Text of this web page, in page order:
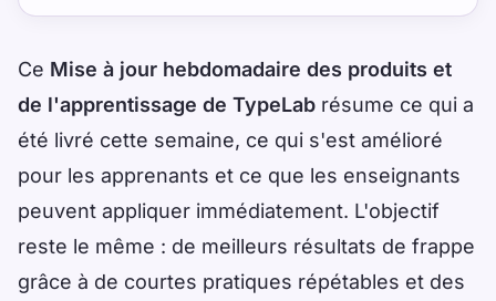
Ce Mise à jour hebdomadaire des produits et
de l'apprentissage de TypeLab résume ce qui a
été livré cette semaine, ce qui s'est amélioré
pour les apprenants et ce que les enseignants
peuvent appliquer immédiatement. L'objectif
reste le même : de meilleurs résultats de frappe
grâce à de courtes pratiques répétables et des